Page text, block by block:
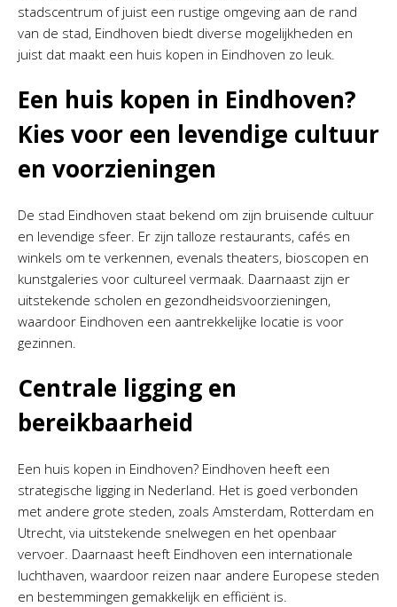
stadscentrum of juist een rustige omgeving aan de rand
van de stad, Eindhoven biedt diverse mogelijkheden en
juist dat maakt een huis kopen in Eindhoven zo leuk.
Een huis kopen in Eindhoven?
Kies voor een levendige cultuur
en voorzieningen
De stad Eindhoven staat bekend om zijn bruisende cultuur
en levendige sfeer. Er zijn talloze restaurants, cafés en
winkels om te verkennen, evenals theaters, bioscopen en
kunstgaleries voor cultureel vermaak. Daarnaast zijn er
uitstekende scholen en gezondheidsvoorzieningen,
waardoor Eindhoven een aantrekkelijke locatie is voor
gezinnen.
Centrale ligging en
bereikbaarheid
Een huis kopen in Eindhoven? Eindhoven heeft een
strategische ligging in Nederland. Het is goed verbonden
met andere grote steden, zoals Amsterdam, Rotterdam en
Utrecht, via uitstekende snelwegen en het openbaar
vervoer. Daarnaast heeft Eindhoven een internationale
luchthaven, waardoor reizen naar andere Europese steden
en bestemmingen gemakkelijk en efficiënt is.